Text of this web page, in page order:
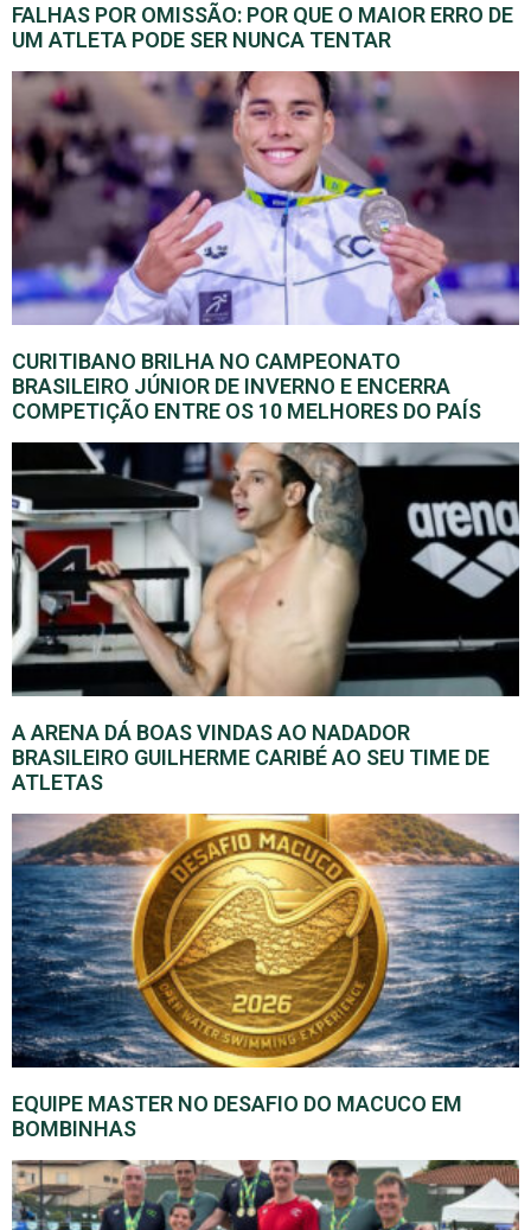
FALHAS POR OMISSÃO: POR QUE O MAIOR ERRO DE
UM ATLETA PODE SER NUNCA TENTAR
CURITIBANO BRILHA NO CAMPEONATO
BRASILEIRO JÚNIOR DE INVERNO E ENCERRA
COMPETIÇÃO ENTRE OS 10 MELHORES DO PAÍS
A ARENA DÁ BOAS VINDAS AO NADADOR
BRASILEIRO GUILHERME CARIBÉ AO SEU TIME DE
ATLETAS
EQUIPE MASTER NO DESAFIO DO MACUCO EM
BOMBINHAS